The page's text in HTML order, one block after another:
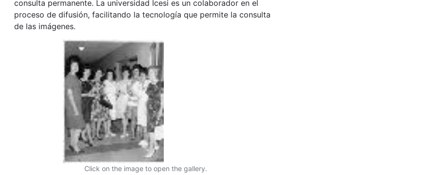
consulta permanente. La universidad Icesi es un colaborador en el
proceso de difusión, facilitando la tecnología que permite la consulta
de las imágenes.
Click on the image to open the gallery.